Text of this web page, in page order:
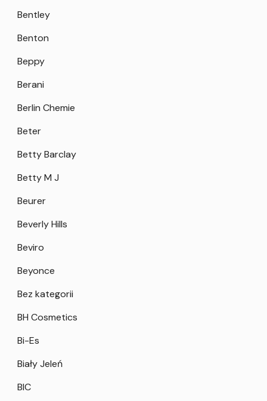
Bentley
Benton
Beppy
Berani
Berlin Chemie
Beter
Betty Barclay
Betty M J
Beurer
Beverly Hills
Beviro
Beyonce
Bez kategorii
BH Cosmetics
Bi-Es
Biały Jeleń
BIC